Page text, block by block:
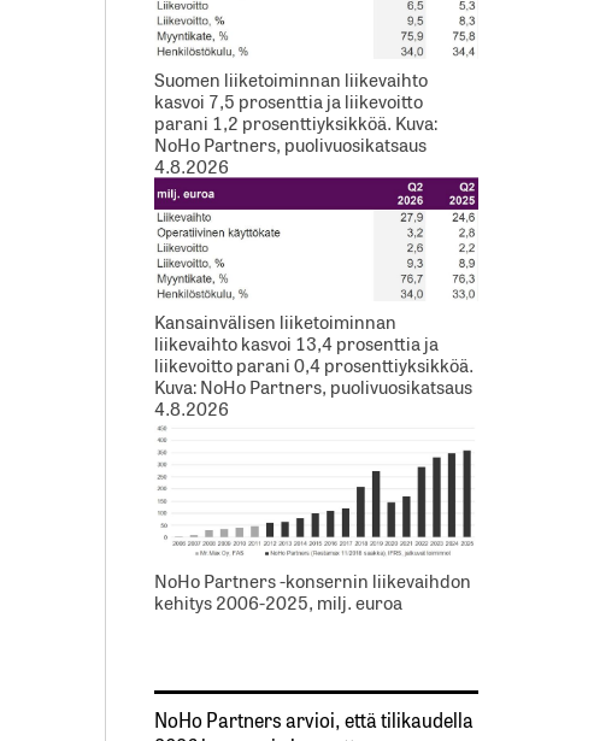
Suomen liiketoiminnan liikevaihto
kasvoi 7,5 prosenttia ja liikevoitto
parani 1,2 prosenttiyksikköä. Kuva:
NoHo Partners, puolivuosikatsaus
4.8.2026
Kansainvälisen liiketoiminnan
liikevaihto kasvoi 13,4 prosenttia ja
liikevoitto parani 0,4 prosenttiyksikköä.
Kuva: NoHo Partners, puolivuosikatsaus
4.8.2026
NoHo Partners -konsernin liikevaihdon
kehitys 2006-2025, milj. euroa
NoHo Partners arvioi, että tilikaudella